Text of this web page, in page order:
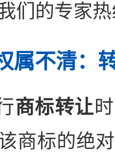
们的专家
属不清：
商标转让
商标的绝